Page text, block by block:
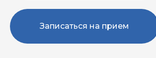
Записаться на прием